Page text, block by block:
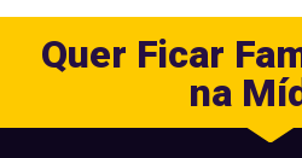
Quer Ficar
na